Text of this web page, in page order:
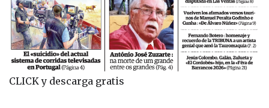
CLICK y descarga gratis